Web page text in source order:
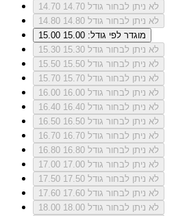
14.70
לא ניתן לבחור גודל 14.70
14.80
לא ניתן לבחור גודל 14.80
15.00
מוגדר לפי גודל: 15.00
15.30
לא ניתן לבחור גודל 15.30
15.50
לא ניתן לבחור גודל 15.50
15.70
לא ניתן לבחור גודל 15.70
16.00
לא ניתן לבחור גודל 16.00
16.40
לא ניתן לבחור גודל 16.40
16.50
לא ניתן לבחור גודל 16.50
16.70
לא ניתן לבחור גודל 16.70
16.80
לא ניתן לבחור גודל 16.80
17.00
לא ניתן לבחור גודל 17.00
17.50
לא ניתן לבחור גודל 17.50
17.60
לא ניתן לבחור גודל 17.60
18.00
לא ניתן לבחור גודל 18.00